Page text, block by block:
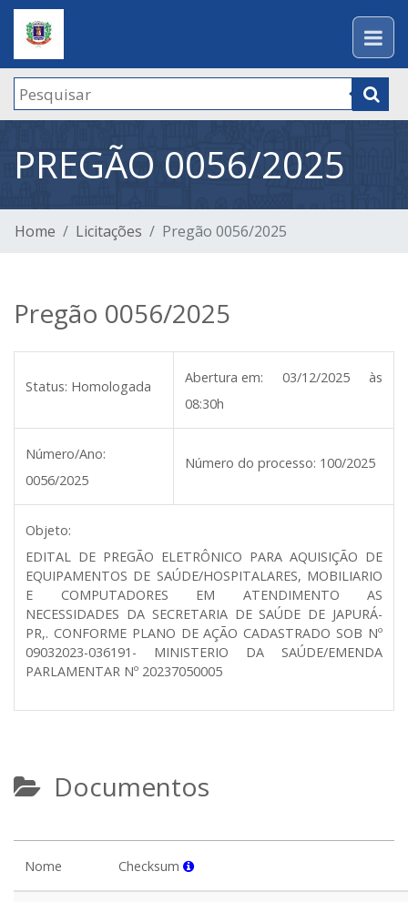
PREGÃO 0056/2025
Home Licitações Pregão 0056/2025
Pregão 0056/2025
Status: Homologada
Abertura em:
03/12/2025 às
08:30h
Número/Ano:
0056/2025
Número do processo: 100/2025
Objeto:
EDITAL DE PREGÃO ELETRÔNICO PARA AQUISIÇÃO DE
EQUIPAMENTOS DE SAÚDE/HOSPITALARES, MOBILIARIO
E COMPUTADORES EM ATENDIMENTO AS
NECESSIDADES DA SECRETARIA DE SAÚDE DE JAPURÁ-
PR,. CONFORME PLANO DE AÇÃO CADASTRADO SOB Nº
09032023-036191- MINISTERIO DA SAÚDE/EMENDA
PARLAMENTAR Nº 20237050005
Documentos
Nome Checksum